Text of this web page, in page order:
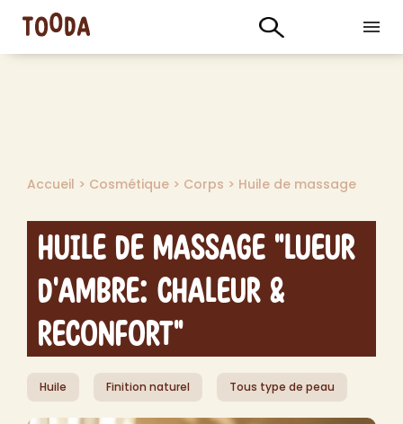
Accueil > Cosmétique > Corps > Huile de massage
Huile de Massage "Lueur
d'Ambre: Chaleur &
Reconfort"
Huile Finition naturel Tous type de peau